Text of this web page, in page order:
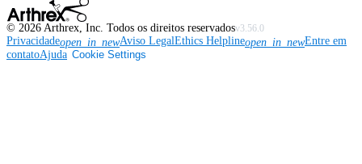
© 2026 Arthrex, Inc. Todos os direitos reservadosv3.56.0
Privacidadeopen_in_newAviso LegalEthics Helplineopen_in_newEntre em
contatoAjuda Cookie Settings